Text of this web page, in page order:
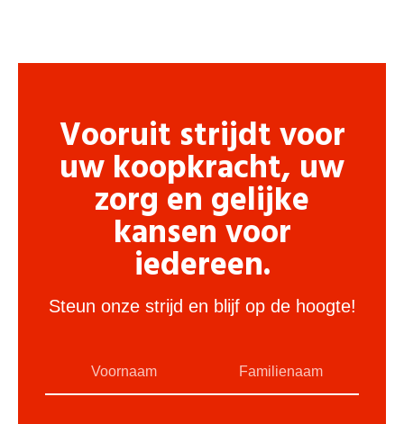
Vooruit strijdt voor
uw koopkracht, uw
zorg en gelijke
kansen voor
iedereen.
Steun onze strijd en blijf op de hoogte!